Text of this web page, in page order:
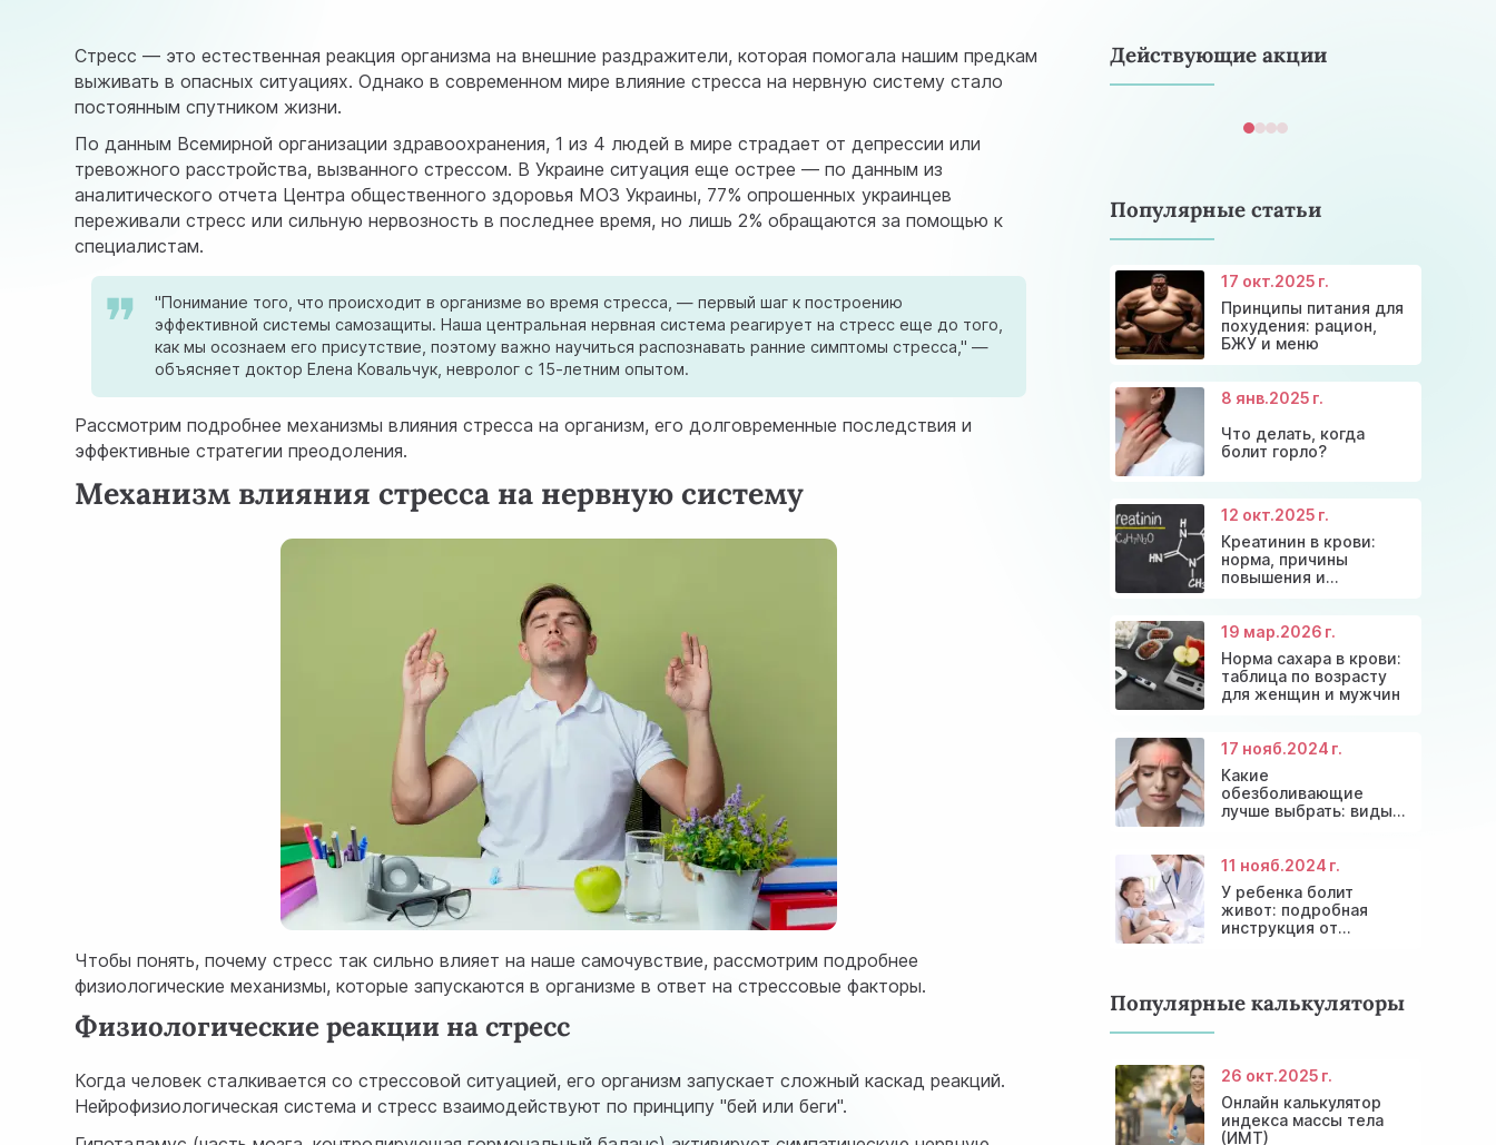
Стресс — это естественная реакция организма на внешние раздражители, которая помогала нашим предкам
выживать в опасных ситуациях. Однако в современном мире влияние стресса на нервную систему стало
постоянным спутником жизни.
По данным Всемирной организации здравоохранения, 1 из 4 людей в мире страдает от депрессии или
тревожного расстройства, вызванного стрессом. В Украине ситуация еще острее — по данным из
аналитического отчета Центра общественного здоровья МОЗ Украины, 77% опрошенных украинцев
переживали стресс или сильную нервозность в последнее время, но лишь 2% обращаются за помощью к
специалистам.
"Понимание того, что происходит в организме во время стресса, — первый шаг к построению
эффективной системы самозащиты. Наша центральная нервная система реагирует на стресс еще до того,
как мы осознаем его присутствие, поэтому важно научиться распознавать ранние симптомы стресса," —
объясняет доктор Елена Ковальчук, невролог с 15-летним опытом.
Рассмотрим подробнее механизмы влияния стресса на организм, его долговременные последствия и
эффективные стратегии преодоления.
Механизм влияния стресса на нервную систему
Чтобы понять, почему стресс так сильно влияет на наше самочувствие, рассмотрим подробнее
физиологические механизмы, которые запускаются в организме в ответ на стрессовые факторы.
Физиологические реакции на стресс
Когда человек сталкивается со стрессовой ситуацией, его организм запускает сложный каскад реакций.
Нейрофизиологическая система и стресс взаимодействуют по принципу "бей или беги".
Действующие акции
Скидки и акции на массаж в
Киеве
Консультация эндокринолога и
диагностика щитовидной
железы
Диагностика щитовидной
железы
Акция: 20% скидки на
консультации врачей!
Популярные статьи
17 окт.2025 г.
Принципы питания для
похудения: рацион,
БЖУ и меню
8 янв.2025 г.
Что делать, когда
болит горло?
12 окт.2025 г.
Креатинин в крови:
норма, причины
повышения и
19 мар.2026 г.
Норма сахара в крови:
таблица по возрасту
для женщин и мужчин
17 нояб.2024 г.
Какие
обезболивающие
лучше выбрать: виды
применение
11 нояб.2024 г.
У ребенка болит
живот: подробная
инструкция от
Популярные калькуляторы
26 окт.2025 г.
Онлайн калькулятор
индекса массы тела
(ИМТ)